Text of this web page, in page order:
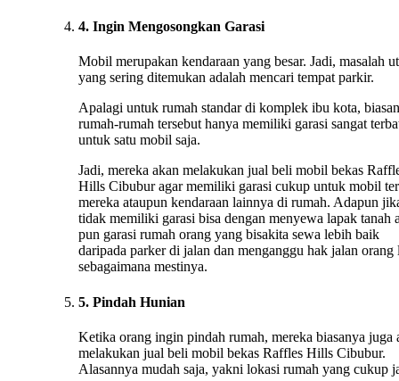
4. Ingin Mengosongkan Garasi
Mobil merupakan kendaraan yang besar. Jadi, masalah
yang sering ditemukan adalah mencari tempat parkir.
Apalagi untuk rumah standar di komplek ibu kota,
rumah-rumah tersebut hanya memiliki garasi sangat
untuk satu mobil saja.
Jadi, mereka akan melakukan jual beli mobil bekas
Hills Cibubur agar memiliki garasi cukup untuk mobil
mereka ataupun kendaraan lainnya di rumah. Adapun
tidak memiliki garasi bisa dengan menyewa lapak tanah
pun garasi rumah orang yang bisakita sewa lebih baik
daripada parker di jalan dan menganggu hak jalan orang
sebagaimana mestinya.
5. Pindah Hunian
Ketika orang ingin pindah rumah, mereka biasanya juga
melakukan jual beli mobil bekas Raffles Hills Cibubur.
Alasannya mudah saja, yakni lokasi rumah yang cukup